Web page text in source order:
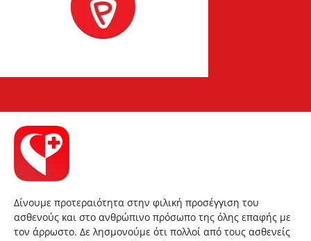
Δίνουμε προτεραιότητα στην φιλική προσέγγιση του
ασθενούς και στο ανθρώπινο πρόσωπο της όλης επαφής με
τον άρρωστο. Δε λησμονούμε ότι πολλοί από τους ασθενείς